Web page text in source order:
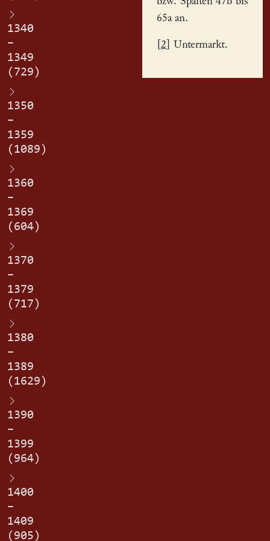
1340
–
1349
(729)
1350
–
1359
(1089)
1360
–
1369
(604)
1370
–
1379
(717)
1380
–
1389
(1629)
1390
–
1399
(964)
1400
–
1409
(905)
65a an.
2 ] Untermarkt.